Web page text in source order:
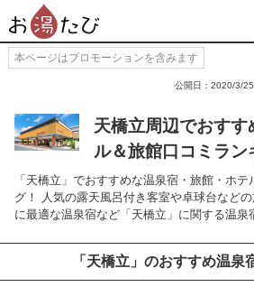
本ページはプロモーションを含みます
公開日：2020/3/
天橋立周辺でおす
ル＆旅館口コミラン
「天橋立」でおすすめな温泉宿・旅館・ホ
グ！ 人気の露天風呂付き客室や卓球台など
に最適な温泉宿など「天橋立」に関する温泉
「天橋立」のおすすめ温泉